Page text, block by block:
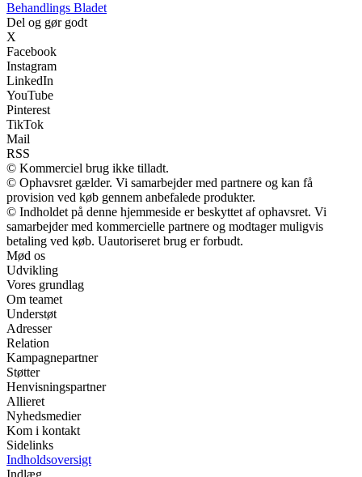
Behandlings Bladet
Del og gør godt
X
Facebook
Instagram
LinkedIn
YouTube
Pinterest
TikTok
Mail
RSS
© Kommerciel brug ikke tilladt.
© Ophavsret gælder. Vi samarbejder med partnere og kan få
provision ved køb gennem anbefalede produkter.
© Indholdet på denne hjemmeside er beskyttet af ophavsret. Vi
samarbejder med kommercielle partnere og modtager muligvis
betaling ved køb. Uautoriseret brug er forbudt.
Mød os
Udvikling
Vores grundlag
Om teamet
Understøt
Adresser
Relation
Kampagnepartner
Støtter
Henvisningspartner
Allieret
Nyhedsmedier
Kom i kontakt
Sidelinks
Indholdsoversigt